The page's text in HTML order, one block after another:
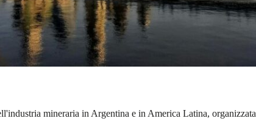
mineraria in Argentina e in America Latina, organizzata